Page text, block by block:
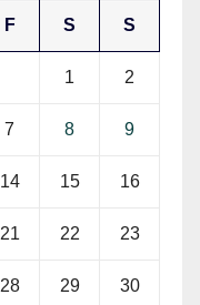
F S S
1 2
7 8 9
14 15 16
21 22 23
28 29 30